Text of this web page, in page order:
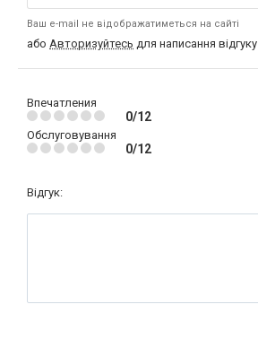
Ваш e-mail не відображатиметься на сайті
або Авторизуйтесь для написання відгуку
Впечатления
0/12
Обслуговування
0/12
Відгук: